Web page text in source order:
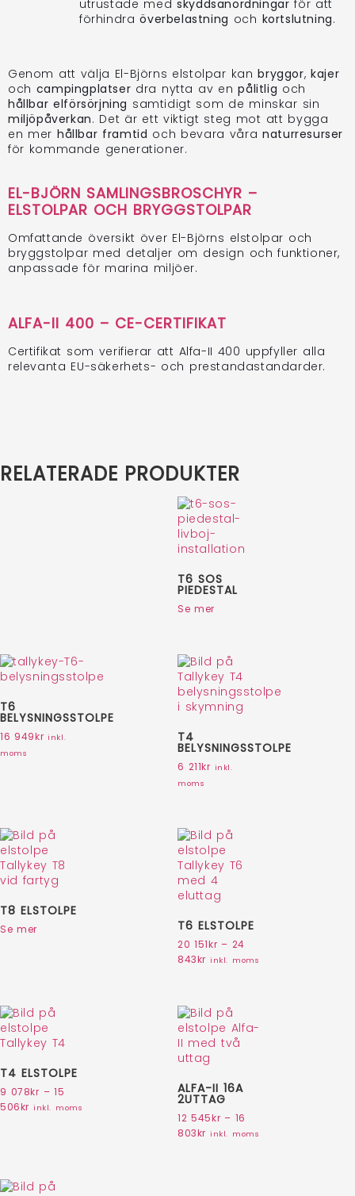
utrustade medskyddsanordningar för att
förhindraöverbelastning och kortslutning.
Genom att välja El-Björns elstolpar kanbryggor,kajer
och campingplatser dra nytta av enpålitlig och
hållbar elförsörjning samtidigt som de minskar sin
miljöpåverkan. Det är ett viktigt steg mot att bygga
en mer hållbar framtid och bevara våranaturresurser
för kommande generationer.
EL-BJÖRN SAMLINGSBROSCHYR –
ELSTOLPAR OCH BRYGGSTOLPAR
Omfattande översikt över El-Björns elstolpar och
bryggstolpar med detaljer om design och funktioner,
anpassade för marina miljöer.
ALFA-II 400 – CE-CERTIFIKAT
Certifikat som verifierar att Alfa-II 400 uppfyller alla
relevanta EU-säkerhets- och prestandastandarder.
RELATERADE PRODUKTER
T6 SOS
PIEDESTAL
Se mer
T6
BELYSNINGSSTOLPE
16 949kr inkl.
moms
T4
BELYSNINGSSTOLPE
6 211kr inkl.
moms
T8 ELSTOLPE
Se mer T6 ELSTOLPE
20 151kr – 24
843kr inkl. moms
T4 ELSTOLPE
9 078kr – 15
506kr inkl. moms
ALFA-II 16A
2UTTAG
12 545kr – 16
803kr inkl. moms